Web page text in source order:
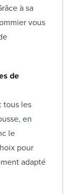
à sa
vous
de
tous les
en
le
pour
adapté